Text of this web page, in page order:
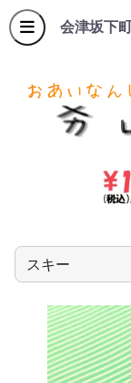
会津坂下
商品名やキーワ